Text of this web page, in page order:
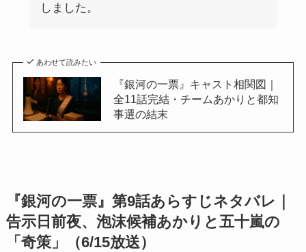
しました。
あわせて読みたい
『銀河の一票』キャスト相関図｜
全11話完結・チームあかりと都知
事選の結末
『銀河の一票』第9話あらすじネタバレ｜
告示日前夜、泡沫候補あかりと五十嵐の
「奇策」（6/15放送）